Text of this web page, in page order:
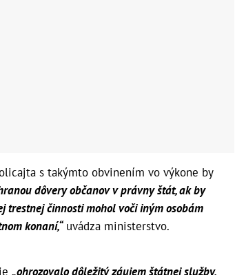
s takýmto obvinením vo výkone by
dôvery občanov v právny štát, ak by
trestnej činnosti mohol voči iným osobám
konaní,“uvádza ministerstvo.
„ohrozovalo dôležitý záujem štátnej služby,